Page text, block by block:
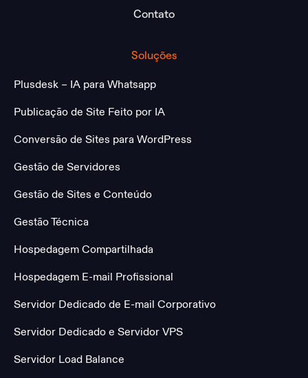
Contato
Soluções
Plusdesk – IA para Whatsapp
Publicação de Site Feito por IA
Conversão de Sites para WordPress
Gestão de Servidores
Gestão de Sites e Conteúdo
Gestão Técnica
Hospedagem Compartilhada
Hospedagem E-mail Profissional
Servidor Dedicado de E-mail Corporativo
Servidor Dedicado e Servidor VPS
Servidor Load Balance